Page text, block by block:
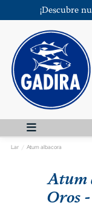
¡Descubre
Lar Atum albacora
Atum
Oros